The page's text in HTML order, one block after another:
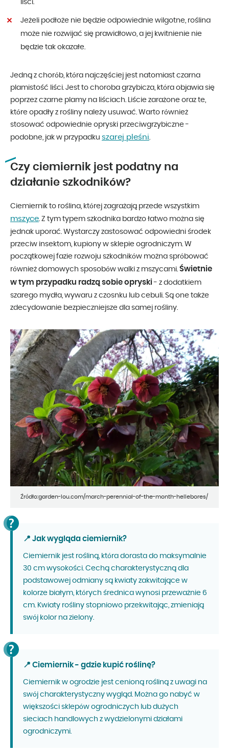
liści.
Jeżeli podłoże nie będzie odpowiednie wilgotne, roślina
może nie rozwijać się prawidłowo, a jej kwitnienie nie
będzie tak okazałe.
Jedną z chorób, która najczęściej jest natomiast czarna
plamistość liści. Jest to choroba grzybicza, która objawia się
poprzez czarne plamy na liściach. Liście zarażone oraz te,
które opadły z rośliny należy usuwać. Warto również
stosować odpowiednie opryski przeciwgrzybiczne -
podobne, jak w przypadku szarej pleśni.
Czy ciemiernik jest podatny na
działanie szkodników?
Ciemiernik to roślina, której zagrażają przede wszystkim
mszyce. Z tym typem szkodnika bardzo łatwo można się
jednak uporać. Wystarczy zastosować odpowiedni środek
przeciw insektom, kupiony w sklepie ogrodniczym. W
początkowej fazie rozwoju szkodników można spróbować
również domowych sposobów walki z mszycami. Świetnie
w tym przypadku radzą sobie opryski - z dodatkiem
szarego mydła, wywaru z czosnku lub cebuli. Są one także
zdecydowanie bezpieczniejsze dla samej rośliny.
Źródło:garden-lou.com/march-perennial-of-the-month-hellebores/
📍 Jak wygląda ciemiernik?
Ciemiernik jest rośliną, która dorasta do maksymalnie
30 cm wysokości. Cechą charakterystyczną dla
podstawowej odmiany są kwiaty zakwitające w
kolorze białym, których średnica wynosi przeważnie 6
cm. Kwiaty rośliny stopniowo przekwitając, zmieniają
swój kolor na zielony.
📍 Ciemiernik - gdzie kupić roślinę?
Ciemiernik w ogrodzie jest cenioną rośliną z uwagi na
swój charakterystyczny wygląd. Można go nabyć w
większości sklepów ogrodniczych lub dużych
sieciach handlowych z wydzielonymi działami
ogrodniczymi.